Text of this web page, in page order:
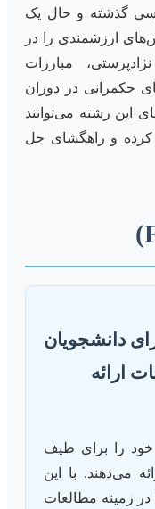
گذشته و حال یک
ارزشمندی را در
مبارزات
حکمرانی در دوران
این رشته می‌توانند
کرده و راهگشای حل
دانشجویان
ارائه
را برای طیف
می‌دهند. با این
زمینه مطالعات